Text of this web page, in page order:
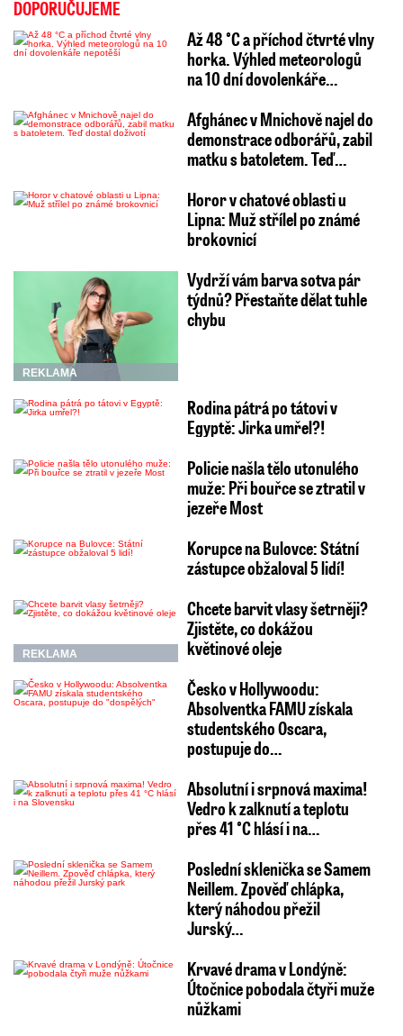
DOPORUČUJEME
Až 48 °C a příchod čtvrté vlny
horka. Výhled meteorologů
na 10 dní dovolenkáře…
Afghánec v Mnichově najel do
demonstrace odborářů, zabil
matku s batoletem. Teď…
Horor v chatové oblasti u
Lipna: Muž střílel po známé
brokovnicí
REKLAMA
Vydrží vám barva sotva pár
týdnů? Přestaňte dělat tuhle
chybu
Rodina pátrá po tátovi v
Egyptě: Jirka umřel?!
Policie našla tělo utonulého
muže: Při bouřce se ztratil v
jezeře Most
Korupce na Bulovce: Státní
zástupce obžaloval 5 lidí!
REKLAMA
Chcete barvit vlasy šetrněji?
Zjistěte, co dokážou
květinové oleje
Česko v Hollywoodu:
Absolventka FAMU získala
studentského Oscara,
postupuje do…
Absolutní i srpnová maxima!
Vedro k zalknutí a teplotu
přes 41 °C hlásí i na…
Poslední sklenička se Samem
Neillem. Zpověď chlápka,
který náhodou přežil
Jurský…
Krvavé drama v Londýně:
Útočnice pobodala čtyři muže
nůžkami